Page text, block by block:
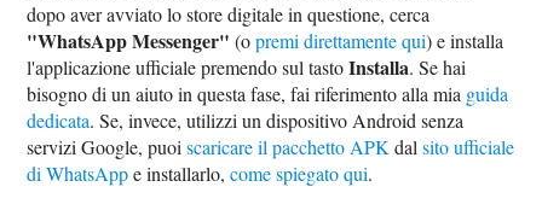
dopo aver avviato lo store digitale in questione, cerca
"WhatsApp Messenger" (opremi direttamente qui) e installa
l'applicazione ufficiale premendo sul tastoInstalla. Se hai
bisogno di un aiuto in questa fase, fai riferimento alla mia guida
dedicata. Se, invece, utilizzi un dispositivo Android senza
servizi Google, puoiscaricare il pacchetto APKdalsito ufficiale
di WhatsAppe installarlo,come spiegato qui.